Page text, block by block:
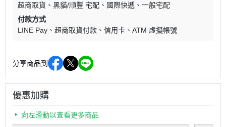
超商取貨
黑貓/順豐 宅配 國際快遞
一般宅配
付款方式
LINE Pay
超商取貨付款 信用卡 ATM 虛擬帳號
分享商品到
優惠加購
向左滑動以查看更多商品